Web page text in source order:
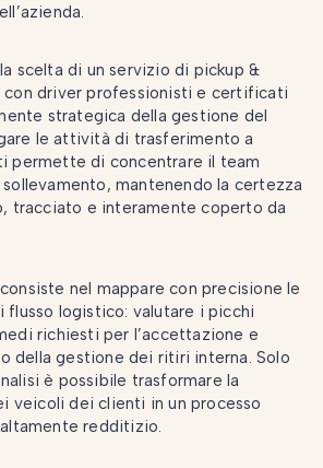
scelta di un servizio di pickup &
driver professionisti e certificati
strategica della gestione del
le attività di trasferimento a
permette di concentrare il team
mantenendo la certezza
tracciato e interamente coperto da
nel mappare con precisione le
flusso logistico: valutare i picchi
richiesti per l’accettazione e
della gestione dei ritiri interna. Solo
è possibile trasformare la
veicoli dei clienti in un processo
redditizio.